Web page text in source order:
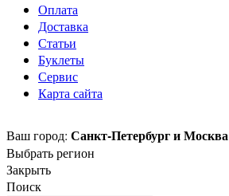
Оплата
Доставка
Статьи
Буклеты
Сервис
Карта сайта
Ваш город: Санкт-Петербург и Москва
Выбрать регион
Закрыть
Поиск